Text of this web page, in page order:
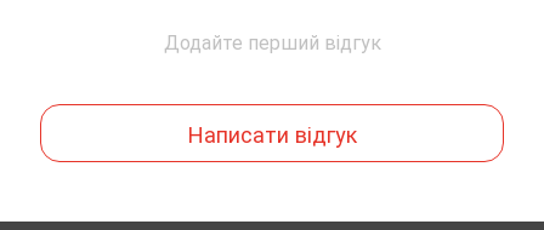
Додайте перший відгук
Написати відгук